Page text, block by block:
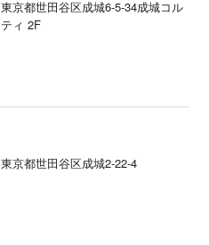
東京都世田谷区成城6-5-34成城コル
ティ 2F
東京都世田谷区成城2-22-4